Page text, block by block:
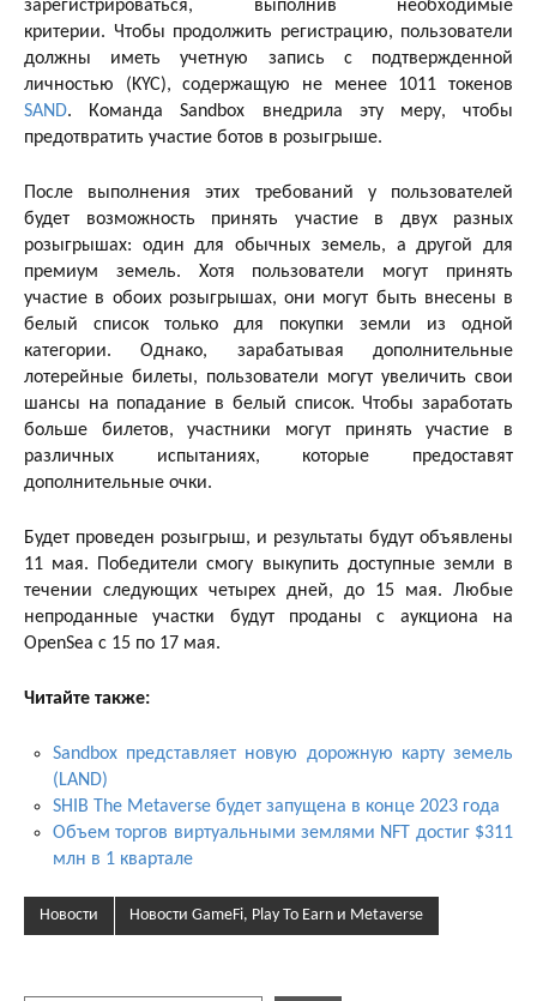
зарегистрироваться, выполнив необходимые
критерии. Чтобы продолжить регистрацию, пользователи
должны иметь учетную запись с подтвержденной
личностью (KYC), содержащую не менее 1011 токенов
SAND. Команда Sandbox внедрила эту меру, чтобы
предотвратить участие ботов в розыгрыше.
После выполнения этих требований у пользователей
будет возможность принять участие в двух разных
розыгрышах: один для обычных земель, а другой для
премиум земель. Хотя пользователи могут принять
участие в обоих розыгрышах, они могут быть внесены в
белый список только для покупки земли из одной
категории. Однако, зарабатывая дополнительные
лотерейные билеты, пользователи могут увеличить свои
шансы на попадание в белый список. Чтобы заработать
больше билетов, участники могут принять участие в
различных испытаниях, которые предоставят
дополнительные очки.
Будет проведен розыгрыш, и результаты будут объявлены
11 мая. Победители смогу выкупить доступные земли в
течении следующих четырех дней, до 15 мая. Любые
непроданные участки будут проданы с аукциона на
OpenSea с 15 по 17 мая.
Читайте также:
Sandbox представляет новую дорожную карту земель
(LAND)
SHIB The Metaverse будет запущена в конце 2023 года
Объем торгов виртуальными землями NFT достиг $311
млн в 1 квартале
Новости Новости GameFi, Play To Earn и Metaverse